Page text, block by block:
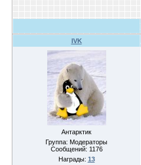
IVK
Антарктик
Группа: Модераторы
Сообщений: 1176
Награды: 13